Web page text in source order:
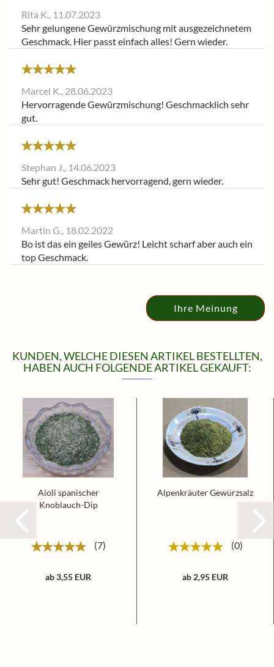
Rita K., 11.07.2023
Sehr gelungene Gewürzmischung mit ausgezeichnetem
Geschmack. Hier passt einfach alles! Gern wieder.
Marcel K., 28.06.2023
Hervorragende Gewürzmischung! Geschmacklich sehr
gut.
Stephan J., 14.06.2023
Sehr gut! Geschmack hervorragend, gern wieder.
Martin G., 18.02.2022
Bo ist das ein geiles Gewürz! Leicht scharf aber auch ein
top Geschmack.
Ihre Meinung
KUNDEN, WELCHE DIESEN ARTIKEL BESTELLTEN,
HABEN AUCH FOLGENDE ARTIKEL GEKAUFT:
Aioli spanischer
Knoblauch-Dip
7
ab 3,55 EUR
Alpenkräuter Gewürzsalz
0
ab 2,95 EUR